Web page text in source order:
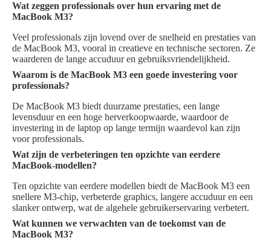
Wat zeggen professionals over hun ervaring met de
MacBook M3?
Veel professionals zijn lovend over de snelheid en prestaties van
de MacBook M3, vooral in creatieve en technische sectoren. Ze
waarderen de lange accuduur en gebruiksvriendelijkheid.
Waarom is de MacBook M3 een goede investering voor
professionals?
De MacBook M3 biedt duurzame prestaties, een lange
levensduur en een hoge herverkoopwaarde, waardoor de
investering in de laptop op lange termijn waardevol kan zijn
voor professionals.
Wat zijn de verbeteringen ten opzichte van eerdere
MacBook-modellen?
Ten opzichte van eerdere modellen biedt de MacBook M3 een
snellere M3-chip, verbeterde graphics, langere accuduur en een
slanker ontwerp, wat de algehele gebruikerservaring verbetert.
Wat kunnen we verwachten van de toekomst van de
MacBook M3?